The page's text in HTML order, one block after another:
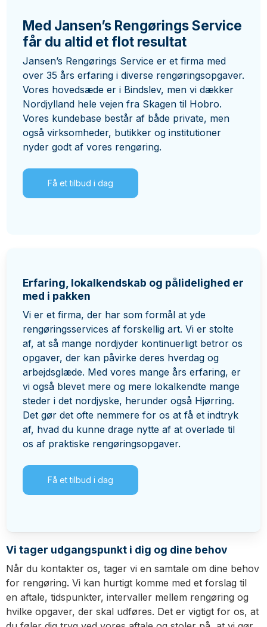
Med Jansen’s Rengørings Service
får du altid et flot resultat
Jansen’s Rengørings Service er et firma med
over 35 års erfaring i diverse rengøringsopgaver.
Vores hovedsæde er i Bindslev, men vi dækker
Nordjylland hele vejen fra Skagen til Hobro.
Vores kundebase består af både private, men
også virksomheder, butikker og institutioner
nyder godt af vores rengøring.
Få et tilbud i dag
Erfaring, lokalkendskab og pålidelighed er
med i pakken
Vi er et firma, der har som formål at yde
rengøringsservices af forskellig art. Vi er stolte
af, at så mange nordjyder kontinuerligt betror os
opgaver, der kan påvirke deres hverdag og
arbejdsglæde. Med vores mange års erfaring, er
vi også blevet mere og mere lokalkendte mange
steder i det nordjyske, herunder også Hjørring.
Det gør det ofte nemmere for os at få et indtryk
af, hvad du kunne drage nytte af at overlade til
os af praktiske rengøringsopgaver.
Få et tilbud i dag
Vi tager udgangspunkt i dig og dine behov
Når du kontakter os, tager vi en samtale om dine behov
for rengøring. Vi kan hurtigt komme med et forslag til
en aftale, tidspunkter, intervaller mellem rengøring og
hvilke opgaver, der skal udføres. Det er vigtigt for os, at
Få et uforpligtende tilbud